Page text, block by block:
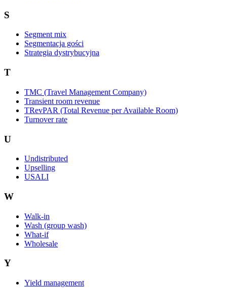
S
Segment mix
Segmentacja gości
Strategia dystrybucyjna
T
TMC (Travel Management Company)
Transient room revenue
TRevPAR (Total Revenue per Available Room)
Turnover rate
U
Undistributed
Upselling
USALI
W
Walk-in
Wash (group wash)
What-if
Wholesale
Y
Yield management